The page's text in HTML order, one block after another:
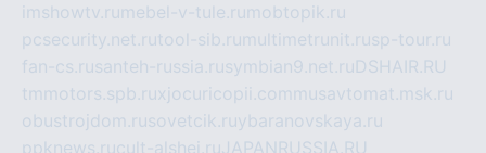
imshowtv.ru mebel-v-tule.ru mobtopik.ru
pcsecurity.net.rutool-sib.ru multimetrunit.rusp-tour.ru
fan-cs.rusanteh-russia.rusymbian9.net.ruDSHAIR.RU
tmmotors.spb.ruxjocuricopii.com musavtomat.msk.ru
obustrojdom.rusovetcik.ruybaranovskaya.ru
ppknews.rucult-alshei.ruJAPANRUSSIA.RU